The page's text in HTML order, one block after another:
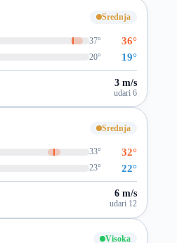
Srednja
37° 36°
20° 19°
3 m/s
udari 6
Srednja
33° 32°
23° 22°
6 m/s
udari 12
Visoka